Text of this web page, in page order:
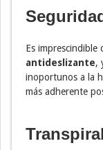
Es imprescindible
antideslizante,
inoportunos a la
más adherente